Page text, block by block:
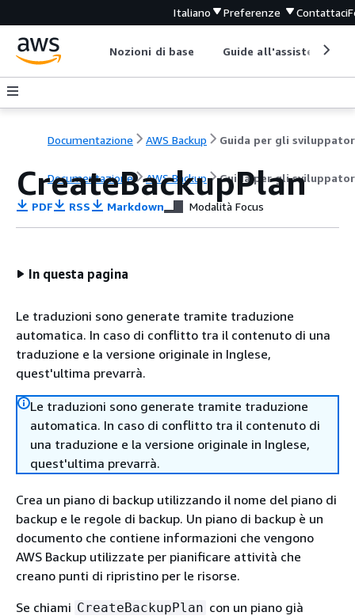
Italiano Preferenze Contattaci
Nozioni di base Guide all'assistenza
Documentazione AWS Backup Guida per gli
Documentazione AWS Backup Guida per gli
CreateBackupPlan
PDF RSS Markdown Modalità Focus
In questa pagina
Le traduzioni sono generate tramite traduzione
automatica. In caso di conflitto tra il contenuto di una
traduzione e la versione originale in Inglese,
quest'ultima prevarrà.
Le traduzioni sono generate tramite traduzione
automatica. In caso di conflitto tra il contenuto di
una traduzione e la versione originale in Inglese,
quest'ultima prevarrà.
Crea un piano di backup utilizzando il nome del piano di
backup e le regole di backup. Un piano di backup è un
documento che contiene informazioni che vengono
AWS Backup utilizzate per pianificare attività che
creano punti di ripristino per le risorse.
Se chiami CreateBackupPlan con un piano già